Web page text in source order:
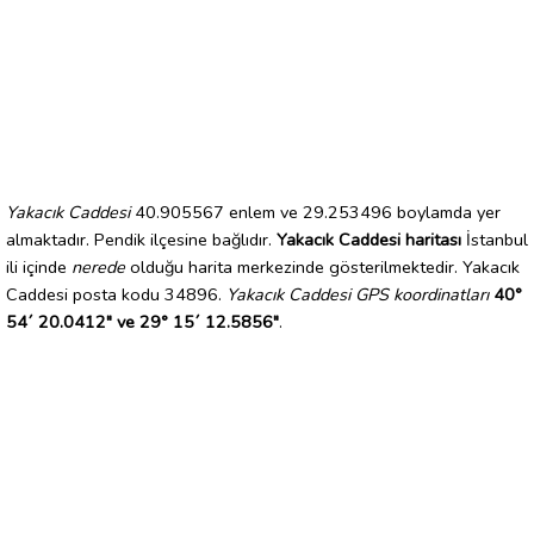
Yakacık Caddesi40.905567 enlem ve 29.253496 boylamda yer
almaktadır. Pendik ilçesine bağlıdır. Yakacık Caddesi haritası İstanbul
ili içinde nerede olduğu harita merkezinde gösterilmektedir. Yakacık
Caddesi posta kodu 34896. Yakacık Caddesi GPS koordinatları 40°
54´ 20.0412" ve 29° 15´ 12.5856".